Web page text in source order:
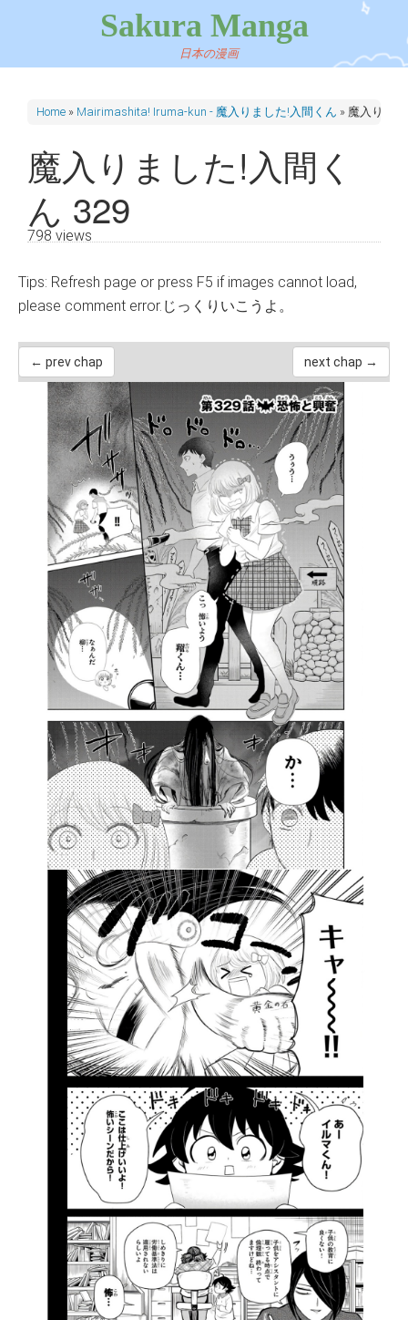
Sakura Manga
日本の漫画
Home » Mairimashita! Iruma-kun - 魔入りました!入間くん » 魔入りま
魔入りました!入間く
ん 329
798 views
Tips: Refresh page or press F5 if images cannot load,
please comment error.じっくりいこうよ。
← prev chap next chap →